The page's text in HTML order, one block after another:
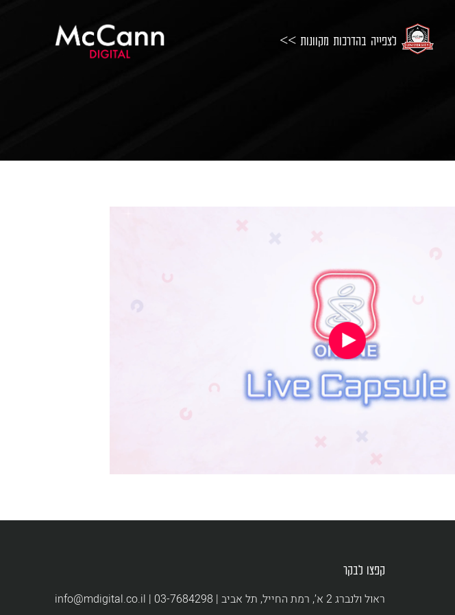
לצפייה בהדרכות מקוונות >>
קפצו לבקר
ראול ולנברג 2 א’, רמת החייל, תל אביב | 03-7684298 | info@mdigital.co.il